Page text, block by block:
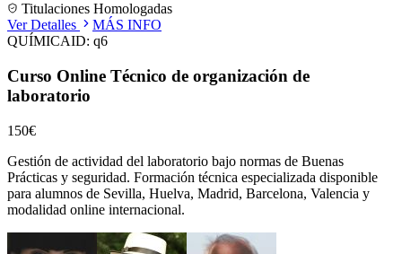
Titulaciones Homologadas
Ver Detalles
MÁS INFO
QUÍMICAID: q6
Curso Online Técnico de organización de
laboratorio
150€
Gestión de actividad del laboratorio bajo normas de Buenas
Prácticas y seguridad. Formación técnica especializada disponible
para alumnos de Sevilla, Huelva, Madrid, Barcelona, Valencia y
modalidad online internacional.